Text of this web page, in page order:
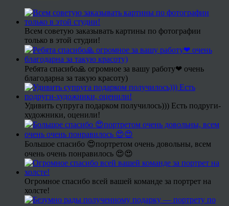
Всем советую заказывать картины по фотографии
только в этой студии!
Ребята спасибо🙏 огромное за вашу работу❤ очень
благодарна за такую красоту)
Удивить супруга подарком получилось))) Есть подруги-
художники, оценили!
Большое спасибо 😍портретом очень довольны, всем
очень очень понравилось 😍😍
Огромное спасибо всей вашей команде за портрет на
холсте!